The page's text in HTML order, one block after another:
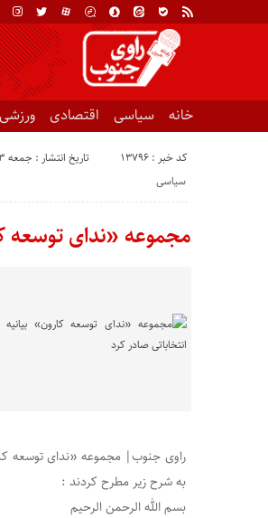
خانه سیاسی اقتصادی ورزشی
کد خبر : 13796 تاریخ انتشار : جمعه ۱۳ بهمن ۱۴۰۲ - ۲:۴۸
سیاسی
مجموعه «نداى توسعه
راوی جنوب| مجموعه «ندای توسعه
به شرح زیر مطرح کردند :
بسم الله الرحمن الرحيم